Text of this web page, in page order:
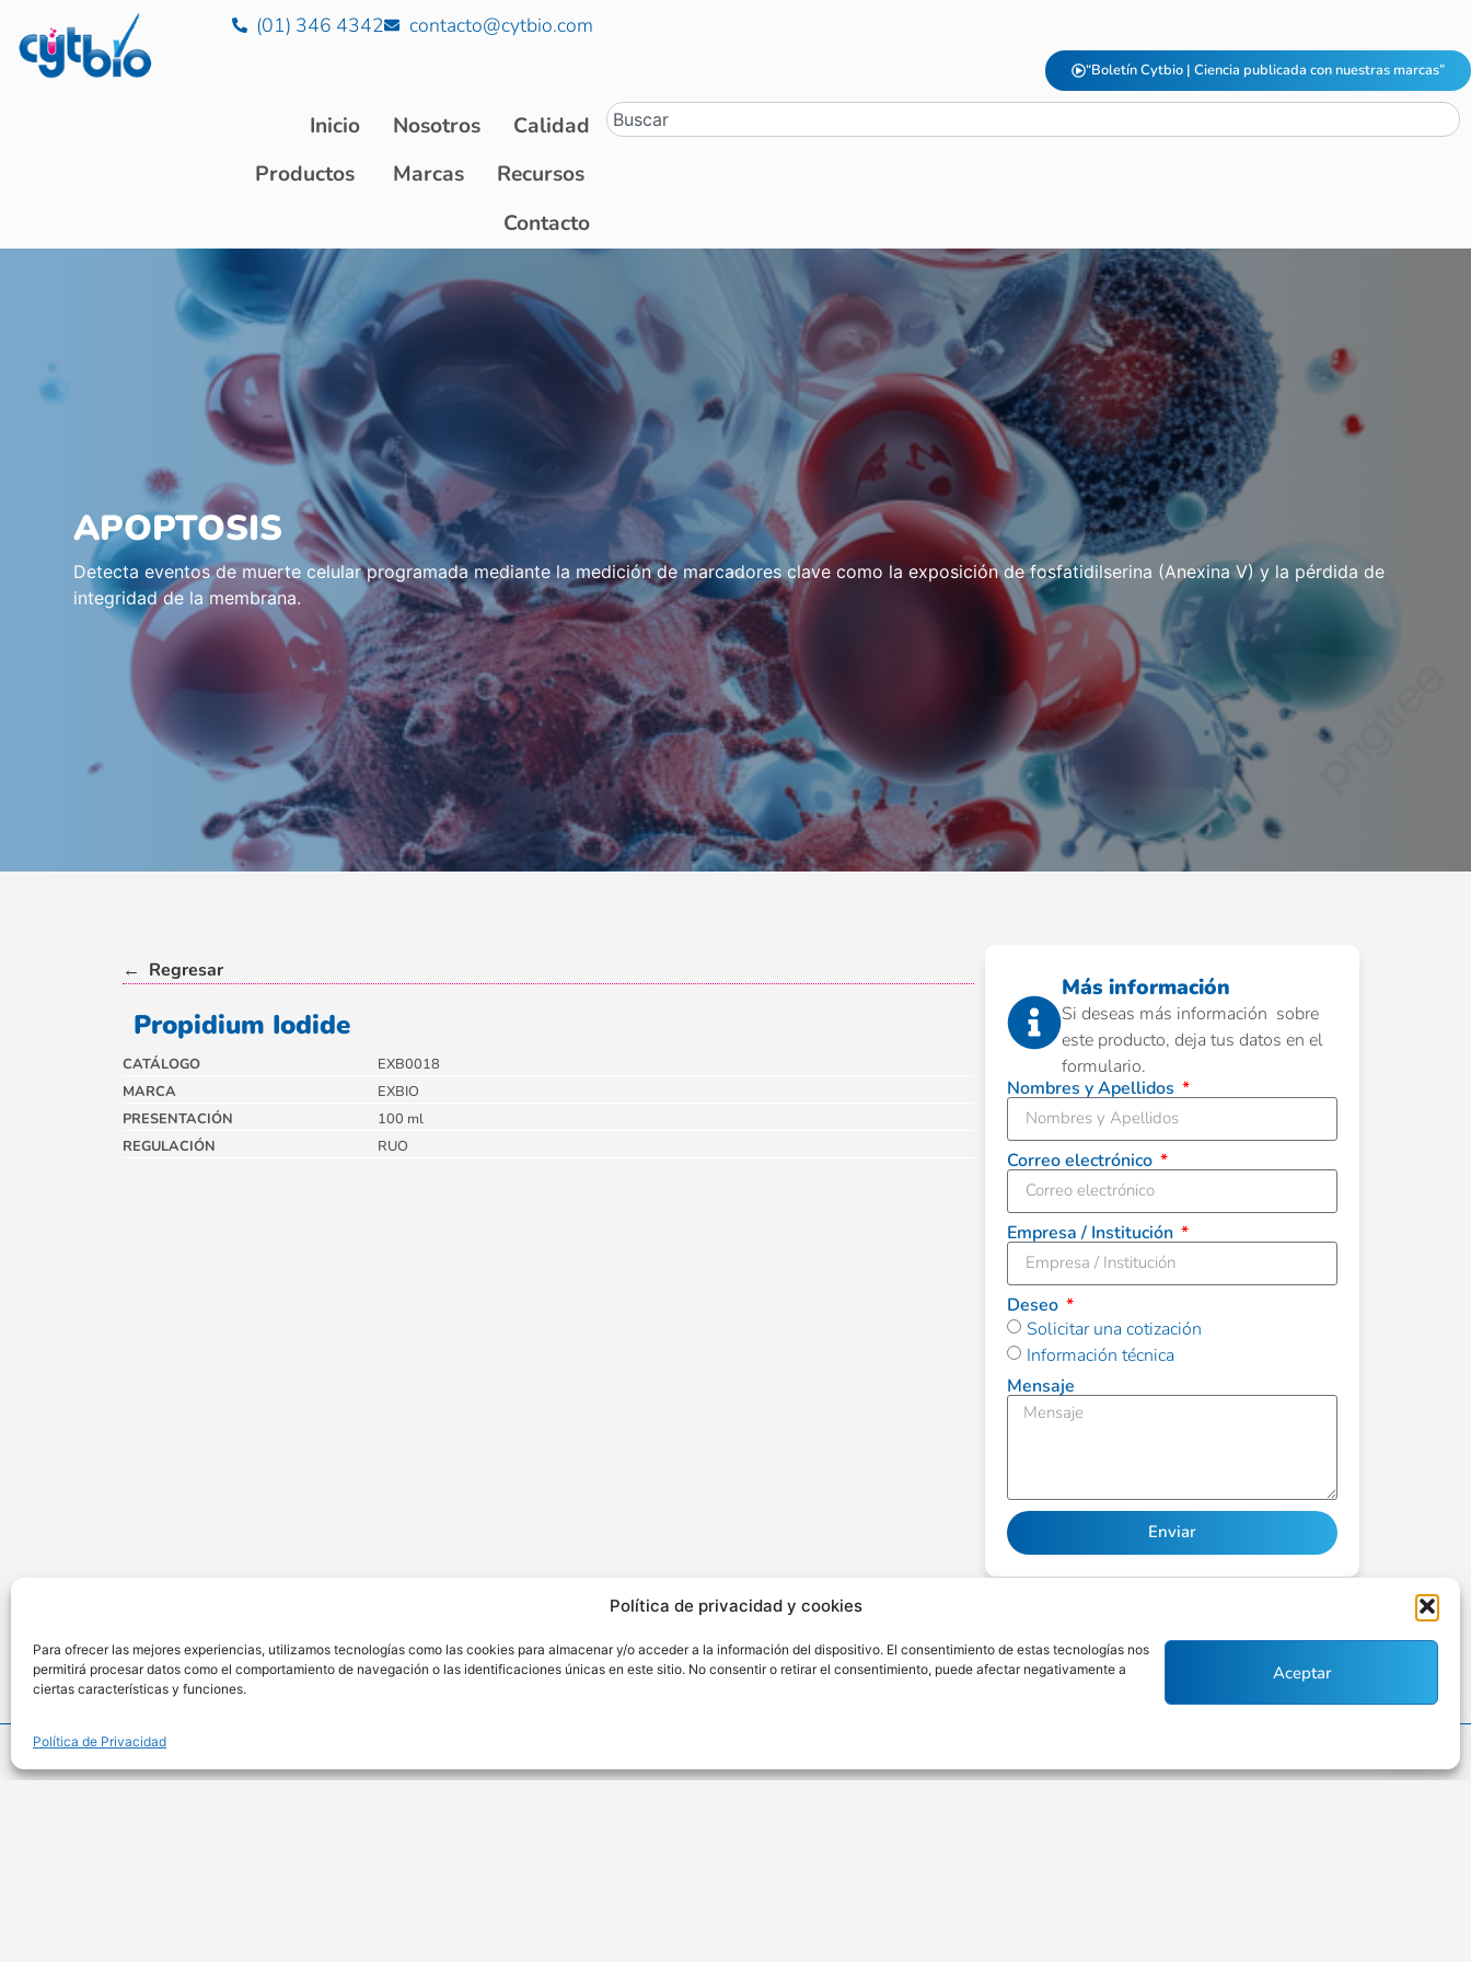
Política de privacidad y cookies
Para ofrecer las mejores experiencias, utilizamos tecnologías como las cookies para almacenar y/o acceder a la información del dispositivo. El consentimiento de estas tecnologías nos
permitirá procesar datos como el comportamiento de navegación o las identificaciones únicas en este sitio. No consentir o retirar el consentimiento, puede afectar negativamente a
ciertas características y funciones.
Aceptar
Política de Privacidad
(01) 346 4342 contacto@cytbio.com
“Boletín Cytbio | Ciencia publicada con nuestras marcas”
Inicio Nosotros
Calidad
Productos
Marcas
Recursos
Contacto
APOPTOSIS
Detecta eventos de muerte celular programada mediante la medición de marcadores clave como la exposición de fosfatidilserina (Anexina V) y la pérdida de
integridad de la membrana.
← Regresar
Propidium Iodide
CATÁLOGO
EXB0018
MARCA
EXBIO
PRESENTACIÓN
100 ml
REGULACIÓN
RUO
Más información
Si deseas más información sobre
este producto, deja tus datos en el
formulario.
Nombres y Apellidos
Correo electrónico
Empresa / Institución
Deseo
Solicitar una cotización
Información técnica
Mensaje
Enviar